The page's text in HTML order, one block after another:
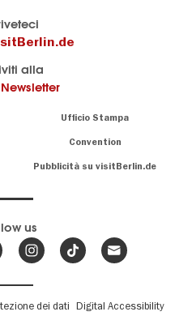
alla
Newsletter
Ufficio Stampa
Convention
Pubblicità su visitBerlin.de
us
dei dati Digital Accessibility